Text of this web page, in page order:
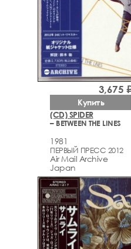
(CD) SPIDER
– BETWEEN THE LINES
1981
ПЕРВЫЙ ПРЕСС 2012
Air Mail Archive
Japan
3,675 ₽
Купить